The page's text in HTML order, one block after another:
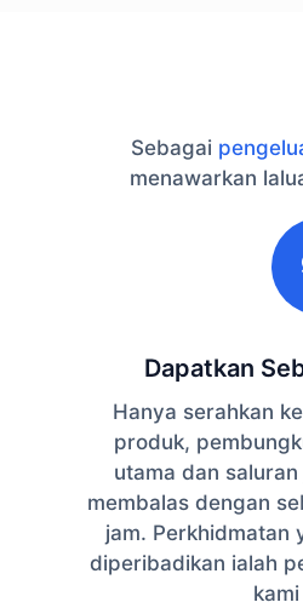
Sebagai
menawarkan
Dapatkan
Hanya serahkan
produk,
utama dan
membalas dengan
jam. Perkhidmatan
diperibadikan ialah